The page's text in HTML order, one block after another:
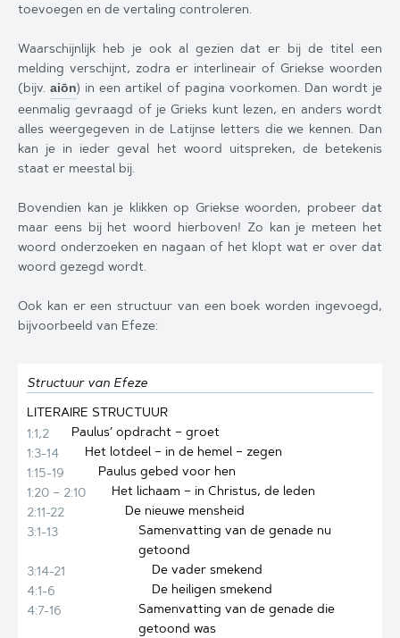
toevoegen en de vertaling controleren.
Waarschijnlijk heb je ook al gezien dat er bij de titel een
melding verschijnt, zodra er interlineair of Griekse woorden
(bijv.aiōn) in een artikel of pagina voorkomen. Dan wordt je
eenmalig gevraagd of je Grieks kunt lezen, en anders wordt
alles weergegeven in de Latijnse letters die we kennen. Dan
kan je in ieder geval het woord uitspreken, de betekenis
staat er meestal bij.
Bovendien kan je klikken op Griekse woorden, probeer dat
maar eens bij het woord hierboven! Zo kan je meteen het
woord onderzoeken en nagaan of het klopt wat er over dat
woord gezegd wordt.
Ook kan er een structuur van een boek worden ingevoegd,
bijvoorbeeld van Efeze:
Structuur van Efeze
LITERAIRE STRUCTUUR
1:1,2 Paulus’ opdracht – groet
1:3-14 Het lotdeel – in de hemel – zegen
1:15-19 Paulus gebed voor hen
1:20 – 2:10 Het lichaam – in Christus, de leden
2:11-22 De nieuwe mensheid
3:1-13
Samenvatting van de genade nu
getoond
3:14-21 De vader smekend
4:1-6 De heiligen smekend
4:7-16
Samenvatting van de genade die
getoond was